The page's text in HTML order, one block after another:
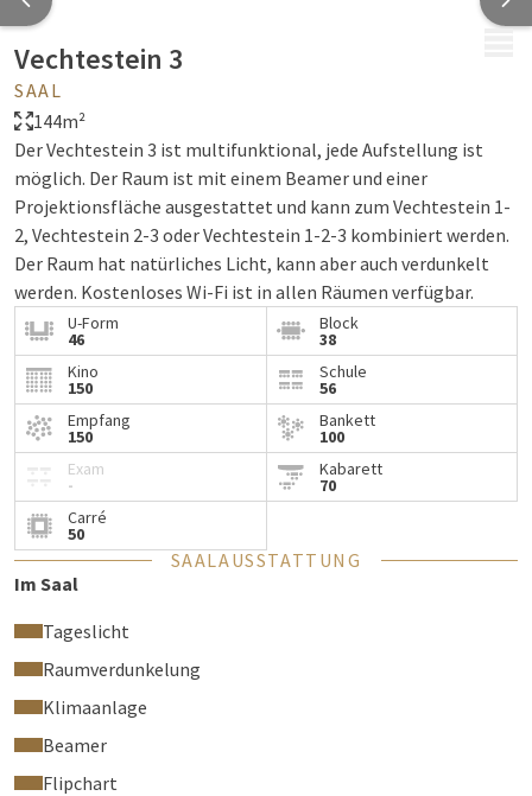
Vechtestein 3
SAAL
144m²
Der Vechtestein 3 ist multifunktional, jede Aufstellung ist
möglich. Der Raum ist mit einem Beamer und einer
Projektionsfläche ausgestattet und kann zum Vechtestein 1-
2, Vechtestein 2-3 oder Vechtestein 1-2-3 kombiniert werden.
Der Raum hat natürliches Licht, kann aber auch verdunkelt
werden. Kostenloses Wi-Fi ist in allen Räumen verfügbar.
U-Form
46
Block
38
Kino
150
Schule
56
Empfang
150
Bankett
100
Exam
-
Kabarett
70
Carré
50
SAALAUSSTATTUNG
Im Saal
Tageslicht
Raumverdunkelung
Klimaanlage
Beamer
Flipchart